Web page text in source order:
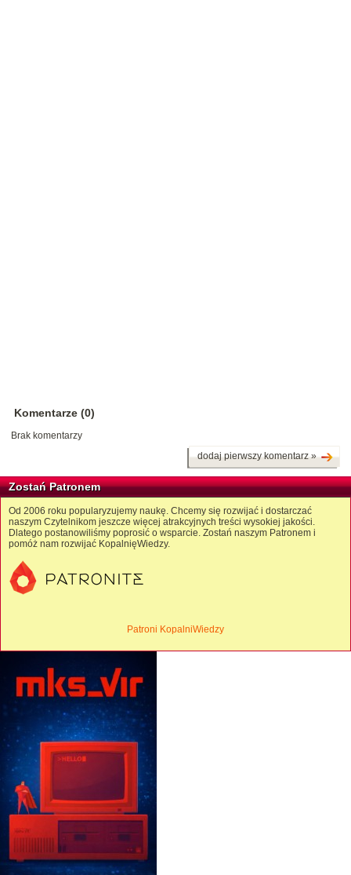
Komentarze (0)
Brak komentarzy
dodaj pierwszy komentarz »
Zostań Patronem
Od 2006 roku popularyzujemy naukę. Chcemy się rozwijać i dostarczać
naszym Czytelnikom jeszcze więcej atrakcyjnych treści wysokiej jakości.
Dlatego postanowiliśmy poprosić o wsparcie. Zostań naszym Patronem i
pomóż nam rozwijać KopalnięWiedzy.
Patroni KopalniWiedzy